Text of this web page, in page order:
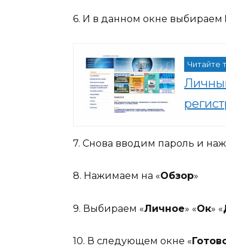
6. И в данном окне выбираем
Читайте
7. Снова вводим пароль и
8. Нажимаем на «Обзор»
9. Выбираем «Личное» «Ок» «
10. В следующем окне «